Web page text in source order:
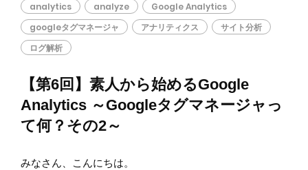
【第6回】素人から始めるGoogle
Analytics ～Googleタグマネージャっ
て何？その2～
analytics analyze
Google Analytics
googleタグマネージャ
アナリティクス
サイト分析
ログ解析
みなさん、こんにちは。